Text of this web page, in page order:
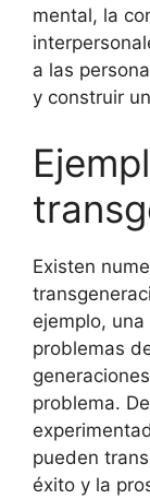
mental, la
a las
y construir
Existen
ejemplo,
problemas
problema.
pueden
éxito y la